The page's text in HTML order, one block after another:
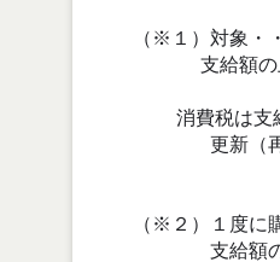
（※１）対象・
支給額の上
コンタク
消費税は支給
更新（再作成
５歳以
（※２）１度に
支給額の上限